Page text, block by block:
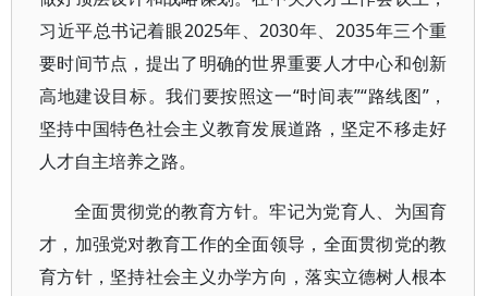
习近平总书记着眼2025年、2030年、2035年三个重
要时间节点，提出了明确的世界重要人才中心和创新
高地建设目标。我们要按照这一“时间表”“路线图”，
坚持中国特色社会主义教育发展道路，坚定不移走好
人才自主培养之路。
全面贯彻党的教育方针。牢记为党育人、为国育
才，加强党对教育工作的全面领导，全面贯彻党的教
育方针，坚持社会主义办学方向，落实立德树人根本